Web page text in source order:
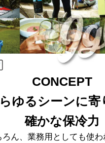
CONCEPT
ゆるシーンに寄
確かな保冷力
ろん、業務用としても使